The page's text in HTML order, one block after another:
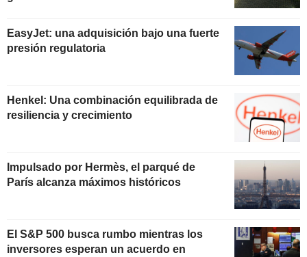
EasyJet: una adquisición bajo una fuerte
presión regulatoria
Henkel: Una combinación equilibrada de
resiliencia y crecimiento
Impulsado por Hermès, el parqué de
París alcanza máximos históricos
El S&P 500 busca rumbo mientras los
inversores esperan un acuerdo en